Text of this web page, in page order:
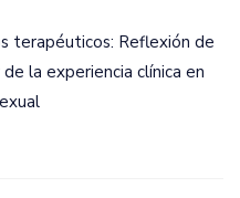
terapéuticos: Reflexión de
la experiencia clínica en